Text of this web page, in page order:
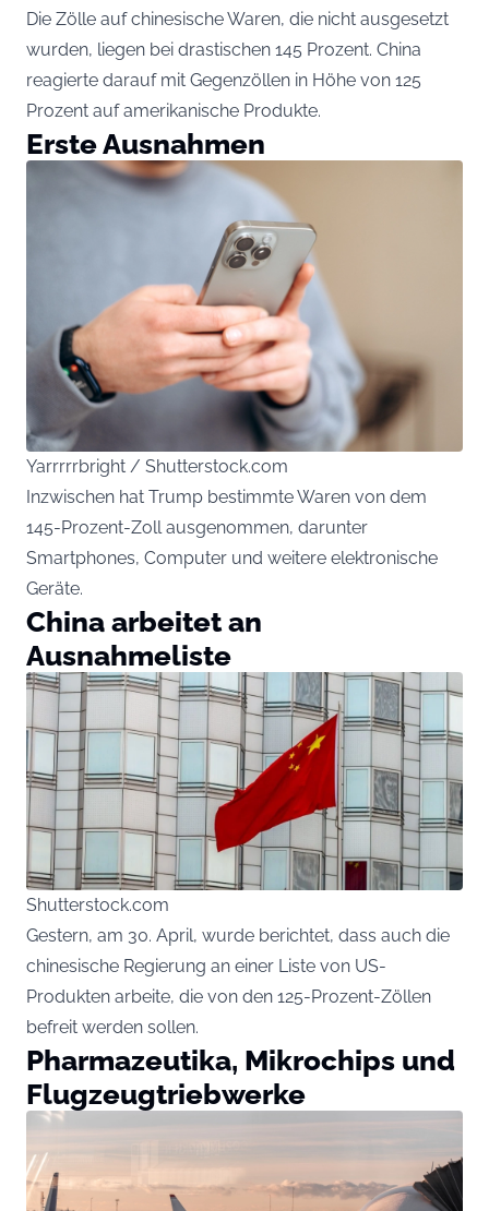
Die Zölle auf chinesische Waren, die nicht ausgesetzt
wurden, liegen bei drastischen 145 Prozent. China
reagierte darauf mit Gegenzöllen in Höhe von 125
Prozent auf amerikanische Produkte.
Erste Ausnahmen
Yarrrrrbright / Shutterstock.com
Inzwischen hat Trump bestimmte Waren von dem
145-Prozent-Zoll ausgenommen, darunter
Smartphones, Computer und weitere elektronische
Geräte.
China arbeitet an
Ausnahmeliste
Shutterstock.com
Gestern, am 30. April, wurde berichtet, dass auch die
chinesische Regierung an einer Liste von US-
Produkten arbeite, die von den 125-Prozent-Zöllen
befreit werden sollen.
Pharmazeutika, Mikrochips und
Flugzeugtriebwerke